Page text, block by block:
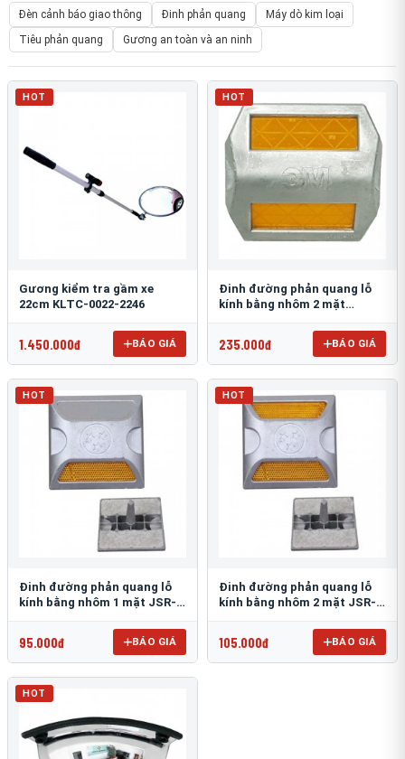
Đèn cảnh báo giao thông Đinh phản quang
Máy dò kim loại
Tiêu phản quang
Gương an toàn và an ninh
HOT
Gương kiểm tra gầm xe
22cm KLTC-0022-2246
1.450.000đ BÁO GIÁ
HOT
Đinh đường phản quang lỗ
kính bằng nhôm 2 mặt
235.000đ BÁO GIÁ
HOT
Đinh đường phản quang lỗ
kính bằng nhôm 1 mặt JSR-
95.000đ BÁO GIÁ
HOT
Đinh đường phản quang lỗ
kính bằng nhôm 2 mặt JSR-
105.000đ BÁO GIÁ
HOT